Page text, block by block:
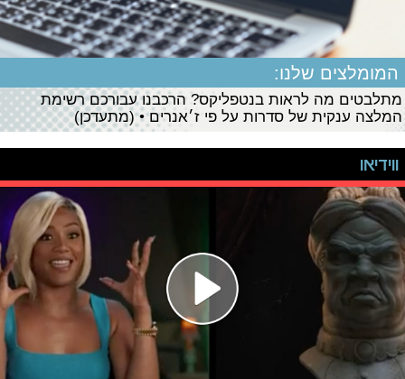
המומלצים שלנו:
מתלבטים מה לראות בנטפליקס? הרכבנו עבורכם רשימת
המלצה ענקית של סדרות על פי ז׳אנרים • (מתעדכן)
ווידיאו